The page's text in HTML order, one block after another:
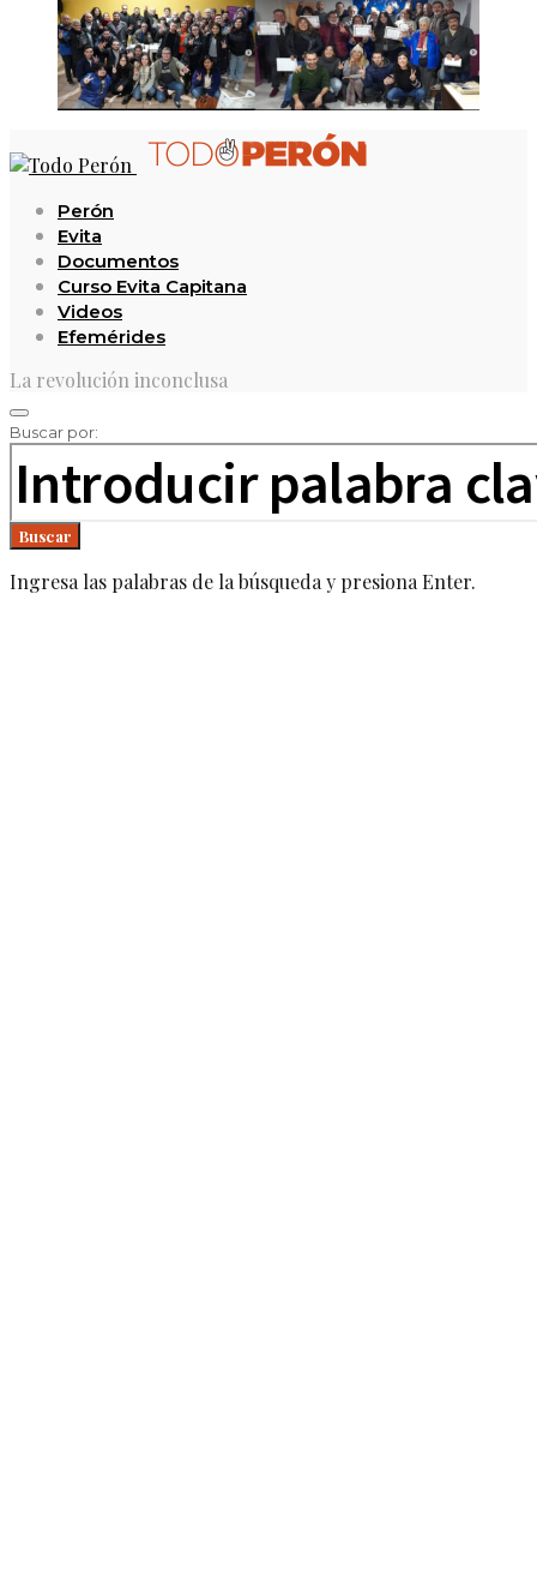
Perón
Evita
Documentos
Curso Evita Capitana
Videos
Efemérides
La revolución inconclusa
Buscar por:
Buscar
Ingresa las palabras de la búsqueda y presiona Enter.